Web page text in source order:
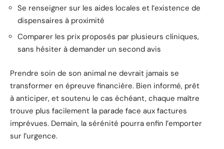
Se renseigner sur les aides locales et l’existence de
dispensaires à proximité
Comparer les prix proposés par plusieurs cliniques,
sans hésiter à demander un second avis
Prendre soin de son animal ne devrait jamais se
transformer en épreuve financière. Bien informé, prêt
à anticiper, et soutenu le cas échéant, chaque maître
trouve plus facilement la parade face aux factures
imprévues. Demain, la sérénité pourra enfin l’emporter
sur l’urgence.